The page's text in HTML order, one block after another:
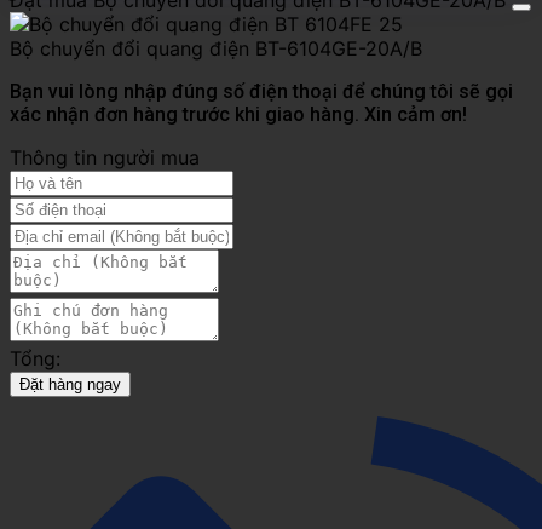
Bộ chuyển đổi quang điện BT-6104GE-20A/B
Bạn vui lòng nhập đúng số điện thoại để chúng tôi sẽ gọi
xác nhận đơn hàng trước khi giao hàng. Xin cảm ơn!
Thông tin người mua
Tổng:
Đặt hàng ngay